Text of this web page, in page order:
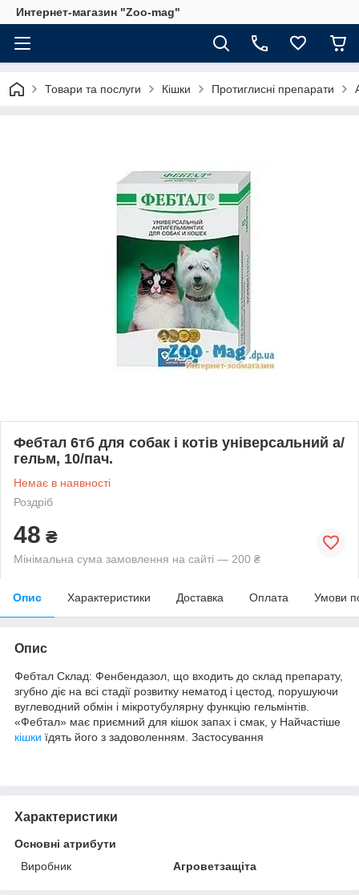
Интернет-магазин "Zoo-mag"
Товари та послуги Кішки Протиглисні препарати
Фебтал 6тб для собак і котів універсальний а/
гельм, 10/пач.
Немає в наявності
Роздріб
48 ₴
Мінімальна сума замовлення на сайті — 200 ₴
Опис Характеристики Доставка Оплата Умови
Опис
Фебтал Склад: Фенбендазол, що входить до склад препарату,
згубно діє на всі стадії розвитку нематод і цестод, порушуючи
вуглеводний обмін і мікротубулярну функцію гельмінтів.
«Фебтал» має приємний для кішок запах і смак, у Найчастіше
кішки їдять його з задоволенням. Застосування
Характеристики
Основні атрибути
Виробник
Агроветзащіта